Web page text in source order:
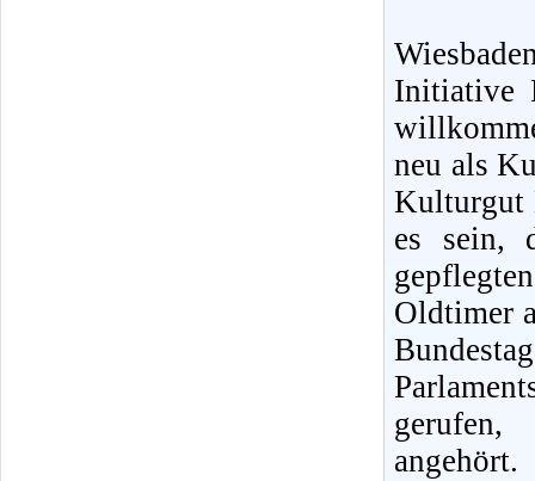
Initiative
neu als
Kulturgut
es sein,
Oldtimer
angehört.